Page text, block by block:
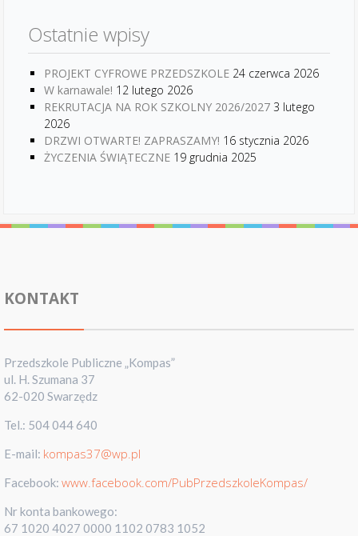
Ostatnie wpisy
PROJEKT CYFROWE PRZEDSZKOLE 24 czerwca 2026
W karnawale! 12 lutego 2026
REKRUTACJA NA ROK SZKOLNY 2026/2027 3 lutego
2026
DRZWI OTWARTE! ZAPRASZAMY! 16 stycznia 2026
ŻYCZENIA ŚWIĄTECZNE 19 grudnia 2025
KONTAKT
Przedszkole Publiczne „Kompas”
ul. H. Szumana 37
62-020 Swarzędz
Tel.: 504 044 640
E-mail: kompas37@wp.pl
Facebook: www.facebook.com/PubPrzedszkoleKompas/
Nr konta bankowego:
67 1020 4027 0000 1102 0783 1052